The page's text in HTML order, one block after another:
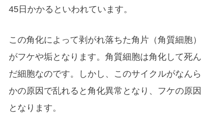
45日かかるといわれています。
この角化によって剥がれ落ちた角片（角質細胞）
がフケや垢となります。角質細胞は角化して死ん
だ細胞なのです。しかし、このサイクルがなんら
かの原因で乱れると角化異常となり、フケの原因
となります。